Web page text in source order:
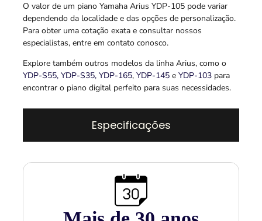
Especificações
O valor de um piano Yamaha Arius YDP-105 pode variar
dependendo da localidade e das opções de personalização.
Para obter uma cotação exata e consultar nossos
especialistas, entre em contato conosco.
Explore também outros modelos da linha Arius, como o
YDP-S55, YDP-S35, YDP-165, YDP-145 e YDP-103 para
encontrar o piano digital perfeito para suas necessidades.